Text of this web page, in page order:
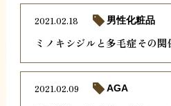
ミノキシジルと多毛症その関
2021.02.18 男性化粧品
2021.02.09 AGA